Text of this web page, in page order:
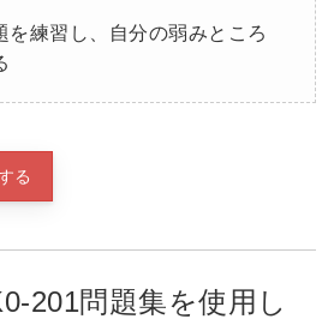
を練習し、自分の弱みところ
る
201問題集を使用し